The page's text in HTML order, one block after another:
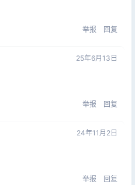
举报 回复
25年6月13日
举报 回复
24年11月2日
举报 回复